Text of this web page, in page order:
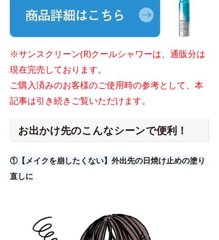
※サンスクリーン(R)クールシャワーは、通販分は
現在完売しております。
ご購入済みのお客様のご使用時の参考として、本
記事は引き続きご覧いただけます。
お出かけ先のこんなシーンで便利！
①【メイクを崩したくない】外出先の日焼け止めの塗り
直しに